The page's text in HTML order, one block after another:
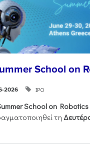
School on
2026 ΙΡΟ
School on Robotics
τη